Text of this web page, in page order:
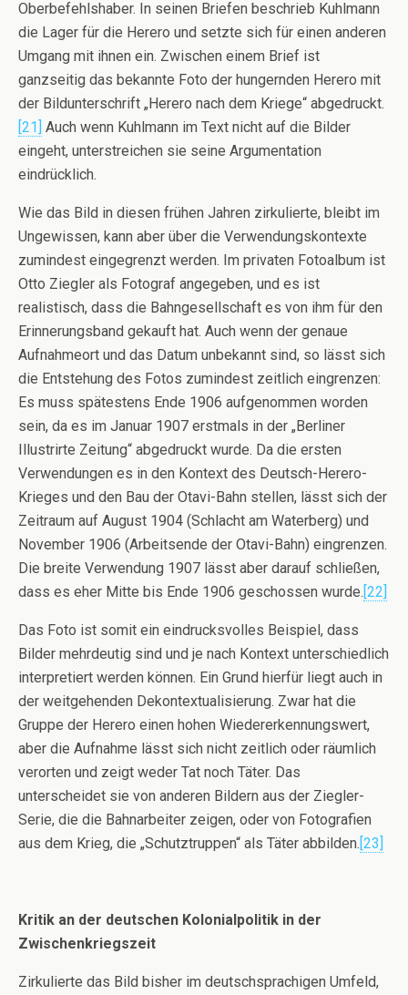
Oberbefehlshaber. In seinen Briefen beschrieb Kuhlmann
die Lager für die Herero und setzte sich für einen anderen
Umgang mit ihnen ein. Zwischen einem Brief ist
ganzseitig das bekannte Foto der hungernden Herero mit
der Bildunterschrift „Herero nach dem Kriege“ abgedruckt.
[21] Auch wenn Kuhlmann im Text nicht auf die Bilder
eingeht, unterstreichen sie seine Argumentation
eindrücklich.
Wie das Bild in diesen frühen Jahren zirkulierte, bleibt im
Ungewissen, kann aber über die Verwendungskontexte
zumindest eingegrenzt werden. Im privaten Fotoalbum ist
Otto Ziegler als Fotograf angegeben, und es ist
realistisch, dass die Bahngesellschaft es von ihm für den
Erinnerungsband gekauft hat. Auch wenn der genaue
Aufnahmeort und das Datum unbekannt sind, so lässt sich
die Entstehung des Fotos zumindest zeitlich eingrenzen:
Es muss spätestens Ende 1906 aufgenommen worden
sein, da es im Januar 1907 erstmals in der „Berliner
Illustrirte Zeitung“ abgedruckt wurde. Da die ersten
Verwendungen es in den Kontext des Deutsch-Herero-
Krieges und den Bau der Otavi-Bahn stellen, lässt sich der
Zeitraum auf August 1904 (Schlacht am Waterberg) und
November 1906 (Arbeitsende der Otavi-Bahn) eingrenzen.
Die breite Verwendung 1907 lässt aber darauf schließen,
dass es eher Mitte bis Ende 1906 geschossen wurde.[22]
Das Foto ist somit ein eindrucksvolles Beispiel, dass
Bilder mehrdeutig sind und je nach Kontext unterschiedlich
interpretiert werden können. Ein Grund hierfür liegt auch in
der weitgehenden Dekontextualisierung. Zwar hat die
Gruppe der Herero einen hohen Wiedererkennungswert,
aber die Aufnahme lässt sich nicht zeitlich oder räumlich
verorten und zeigt weder Tat noch Täter. Das
unterscheidet sie von anderen Bildern aus der Ziegler-
Serie, die die Bahnarbeiter zeigen, oder von Fotografien
aus dem Krieg, die „Schutztruppen“ als Täter abbilden.[23]
Kritik an der deutschen Kolonialpolitik in der
Zwischenkriegszeit
Zirkulierte das Bild bisher im deutschsprachigen Umfeld,